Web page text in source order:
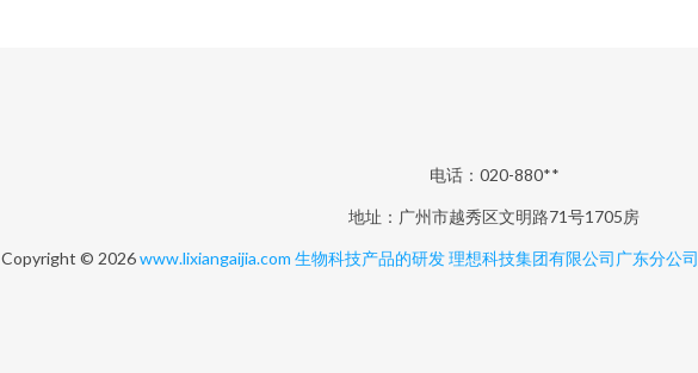
电话：020-880**
地址：广州市越秀区文明路71号1705房
Copyright © 2026www.lixiangaijia.com 生物科技产品的研发 理想科技集团有限公司广东分公司